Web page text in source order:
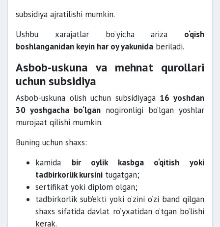
subsidiya ajratilishi mumkin.
Ushbu xarajatlar bo‘yicha ariza o‘qish
boshlanganidan keyin har oy yakunida beriladi.
Asbob-uskuna va mehnat qurollari
uchun subsidiya
Asbob-uskuna olish uchun subsidiyaga 16 yoshdan
30 yoshgacha bo‘lgan nogironligi bo‘lgan yoshlar
murojaat qilishi mumkin.
Buning uchun shaxs:
kamida bir oylik kasbga o‘qitish yoki
tadbirkorlik kursini tugatgan;
sertifikat yoki diplom olgan;
tadbirkorlik sub’ekti yoki o‘zini o‘zi band qilgan
shaxs sifatida davlat ro‘yxatidan o‘tgan bo‘lishi
kerak.